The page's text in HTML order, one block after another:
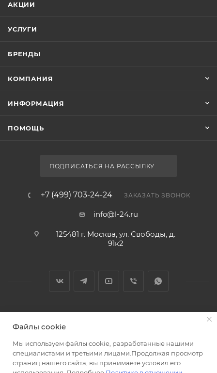
АКЦИИ
УСЛУГИ
БРЕНДЫ
КОМПАНИЯ
ИНФОРМАЦИЯ
ПОМОЩЬ
ПОДПИСАТЬСЯ НА РАССЫЛКУ
+7 (499) 703-24-24 ЗАКАЗАТЬ ЗВОНОК
info@l-24.ru
125481 г. Москва, ул. Свободы, д.
91к2
Файлы cookie
Мы используем файлы cookie, разработанные нашими
специалистами и третьими лицами.Продолжая просмотр
страниц нашего сайта, вы принимаете условия его